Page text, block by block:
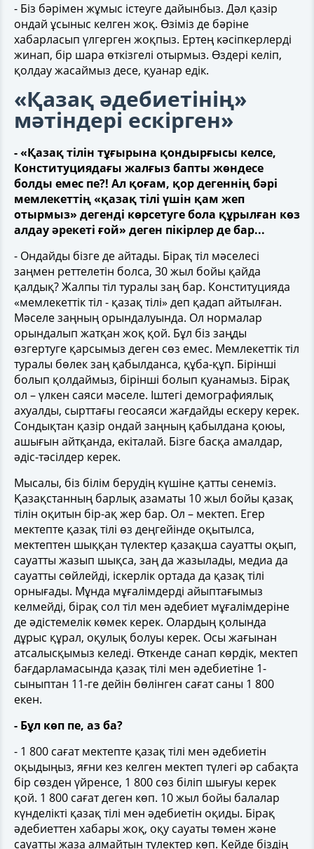
- Біз бәрімен жұмыс істеуге дайынбыз. Дәл қазір
ондай ұсыныс келген жоқ. Өзіміз де бәріне
хабарласып үлгерген жоқпыз. Ертең кәсіпкерлерді
жинап, бір шара өткізгелі отырмыз. Өздері келіп,
қолдау жасаймыз десе, қуанар едік.
«Қазақ әдебиетінің»
мәтіндері ескірген»
- «Қазақ тілін тұғырына қондырғысы келсе,
Конституциядағы жалғыз бапты жөндесе
болды емес пе?! Ал қоғам, қор дегеннің бәрі
мемлекеттің «қазақ тілі үшін қам жеп
отырмыз» дегенді көрсетуге бола құрылған көз
алдау әрекеті ғой» деген пікірлер де бар...
- Ондайды бізге де айтады. Бірақ тіл мәселесі
заңмен реттелетін болса, 30 жыл бойы қайда
қалдық? Жалпы тіл туралы заң бар. Конституцияда
«мемлекеттік тіл - қазақ тілі» деп қадап айтылған.
Мәселе заңның орындалуында. Ол нормалар
орындалып жатқан жоқ қой. Бұл біз заңды
өзгертуге қарсымыз деген сөз емес. Мемлекеттік тіл
туралы бөлек заң қабылданса, құба-құп. Бірінші
болып қолдаймыз, бірінші болып қуанамыз. Бірақ
ол – үлкен саяси мәселе. Іштегі демографиялық
ахуалды, сырттағы геосаяси жағдайды ескеру керек.
Сондықтан қазір ондай заңның қабылдана қоюы,
ашығын айтқанда, екіталай. Бізге басқа амалдар,
әдіс-тәсілдер керек.
Мысалы, біз білім берудің күшіне қатты сенеміз.
Қазақстанның барлық азаматы 10 жыл бойы қазақ
тілін оқитын бір-ақ жер бар. Ол – мектеп. Егер
мектепте қазақ тілі өз деңгейінде оқытылса,
мектептен шыққан түлектер қазақша сауатты оқып,
сауатты жазып шықса, заң да жазылады, медиа да
сауатты сөйлейді, іскерлік ортада да қазақ тілі
орнығады. Мұнда мұғалімдерді айыптағымыз
келмейді, бірақ сол тіл мен әдебиет мұғалімдеріне
де әдістемелік көмек керек. Олардың қолында
дұрыс құрал, оқулық болуы керек. Осы жағынан
атсалысқымыз келеді. Өткенде санап көрдік, мектеп
бағдарламасында қазақ тілі мен әдебиетіне 1-
сыныптан 11-ге дейін бөлінген сағат саны 1 800
екен.
- Бұл көп пе, аз ба?
- 1 800 сағат мектепте қазақ тілі мен әдебиетін
оқыдыңыз, яғни кез келген мектеп түлегі әр сабақта
бір сөзден үйренсе, 1 800 сөз біліп шығуы керек
қой. 1 800 сағат деген көп. 10 жыл бойы балалар
күнделікті қазақ тілі мен әдебиетін оқиды. Бірақ
әдебиеттен хабары жоқ, оқу сауаты төмен және
сауатты жаза алмайтын түлектер көп. Кейде біздің